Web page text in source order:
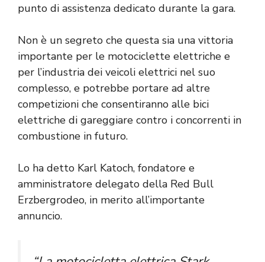
punto di assistenza dedicato durante la gara.
Non è un segreto che questa sia una vittoria
importante per le motociclette elettriche e
per l’industria dei veicoli elettrici nel suo
complesso, e potrebbe portare ad altre
competizioni che consentiranno alle bici
elettriche di gareggiare contro i concorrenti in
combustione in futuro.
Lo ha detto Karl Katoch, fondatore e
amministratore delegato della Red Bull
Erzbergrodeo, in merito all’importante
annuncio.